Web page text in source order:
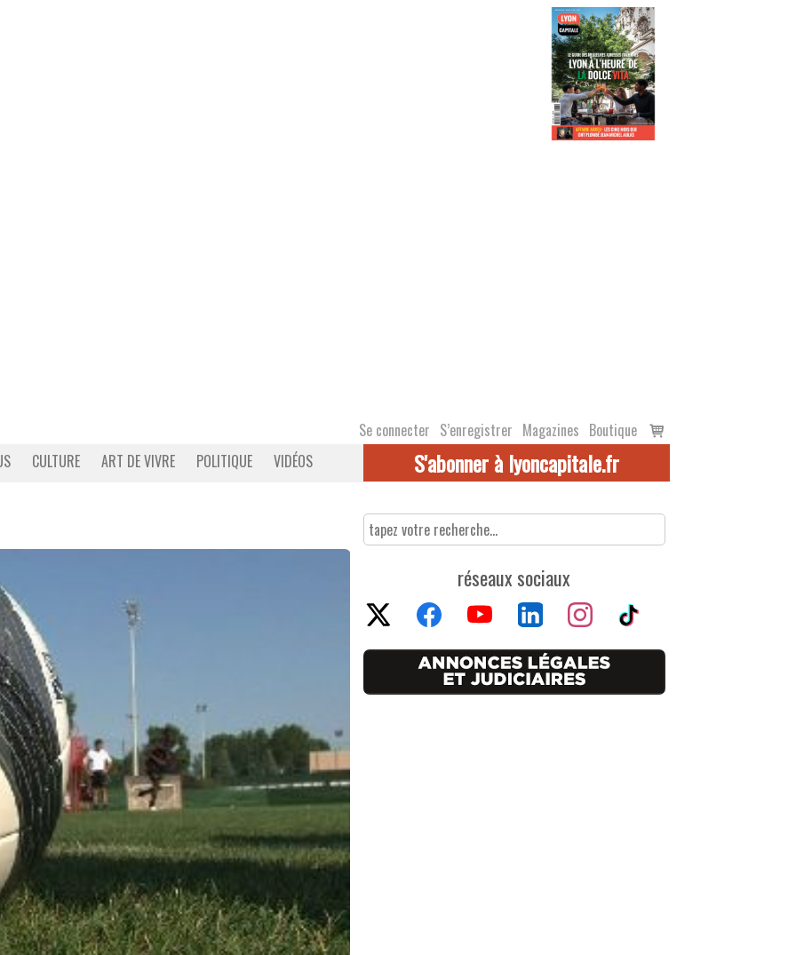
Se connecter S’enregistrer Magazines Boutique
Voir
le
CULTURE ART DE VIVRE POLITIQUE VIDÉOS S'abonner à lyoncapitale.fr
réseaux sociaux